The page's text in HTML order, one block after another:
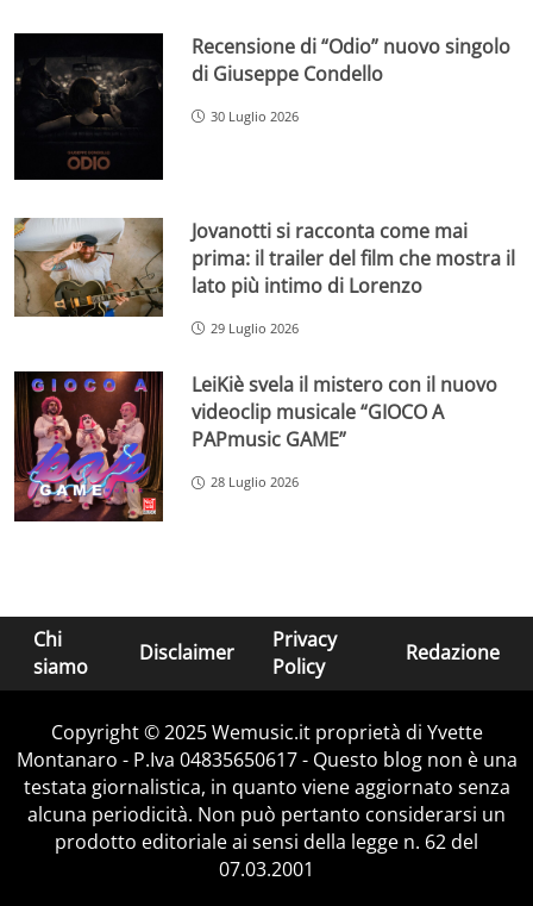
Recensione di “Odio” nuovo singolo
di Giuseppe Condello
30 Luglio 2026
Jovanotti si racconta come mai
prima: il trailer del film che mostra il
lato più intimo di Lorenzo
29 Luglio 2026
LeiKiè svela il mistero con il nuovo
videoclip musicale “GIOCO A
PAPmusic GAME”
28 Luglio 2026
Chi
siamo
Disclaimer
Privacy
Policy
Redazione
Copyright © 2025 Wemusic.it proprietà di Yvette
Montanaro - P.Iva 04835650617 - Questo blog non è una
testata giornalistica, in quanto viene aggiornato senza
alcuna periodicità. Non può pertanto considerarsi un
prodotto editoriale ai sensi della legge n. 62 del
07.03.2001